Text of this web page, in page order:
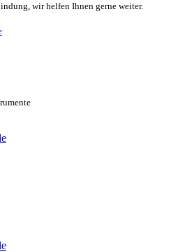
wir helfen Ihnen gerne weiter.